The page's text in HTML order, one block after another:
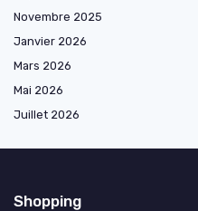
Novembre 2025
Janvier 2026
Mars 2026
Mai 2026
Juillet 2026
Shopping